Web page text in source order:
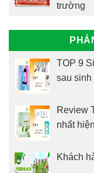
trường
TOP 9
sau sinh
Review
nhất
Khách